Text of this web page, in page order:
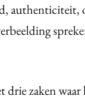
authenticiteit,
zaken waar